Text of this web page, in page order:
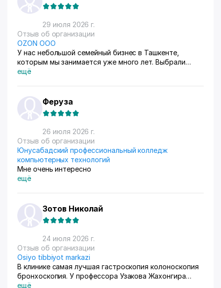
29 июля 2026 г.
Отзыв об организации
OZON ООО
У нас небольшой семейный бизнес в Ташкенте,
которым мы занимается уже много лет. Выбрали
схему ФБС, для нашего Узбекистана это пока
приема. Покупатели из рахных стран берут, из
России особенно много, узбекский хлопок там
любят) За продажами следим через приложение, оно
очень помогает все контролировать, да и удобное
само по себе
ещё
Феруза
26 июля 2026 г.
Отзыв об организации
Юнусабадский профессиональный колледж
компьютерных технологий
Мне очень интересно
ещё
Зотов Николай
24 июля 2026 г.
Отзыв об организации
Osiyo tibbiyot markazi
В клинике самая лучшая гастроскопия колоноскопия
бронхоскопия. У профессора Узакова Жахонгира
Низамовича.
ещё